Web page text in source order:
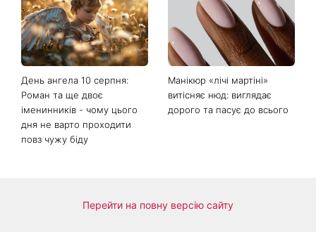
дорблю: рецепт, який
підкорив Instagram
Грубич поділився
кумедними спогадами про
Пономарьова та показав
рідкісні архівні фото